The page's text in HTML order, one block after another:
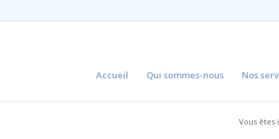
Accueil Qui sommes-nous Nos
Vous êtes